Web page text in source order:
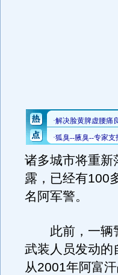
诸多城市将重新
露，已经有100
名阿军警。
此前，一辆警
武装人员发动的
从2001年阿富